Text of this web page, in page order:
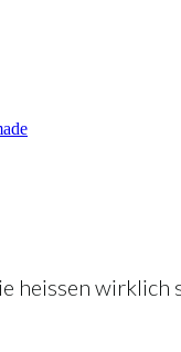
heissen